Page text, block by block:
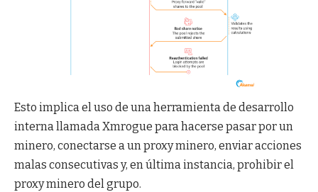
Esto implica el uso de una herramienta de desarrollo
interna llamada Xmrogue para hacerse pasar por un
minero, conectarse a un proxy minero, enviar acciones
malas consecutivas y, en última instancia, prohibir el
proxy minero del grupo.